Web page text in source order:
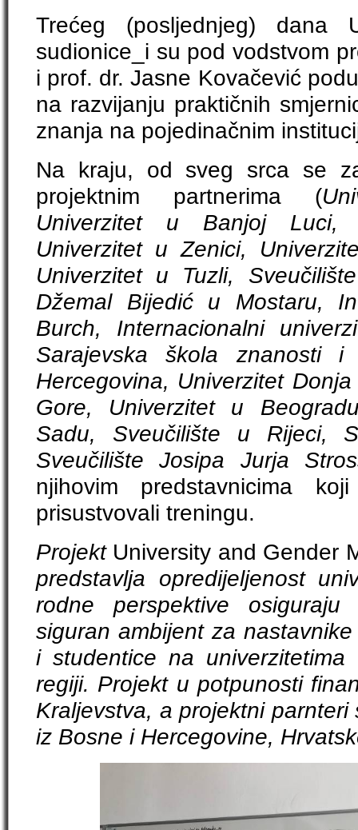
Trećeg (posljednjeg) dana
sudionice_i su pod vodstvom
i prof. dr. Jasne Kovačević
na razvijanju praktičnih
znanja na pojedinačnim
Na kraju, od sveg srca se
projektnim partnerima (
Univerzitet u Banjoj Luci,
Univerzitet u Zenici,
Univerzitet u Tuzli,
Džemal Bijedić u Mostaru,
Burch, Internacionalni
Sarajevska škola znanosti i
Hercegovina, Univerzitet
Gore, Univerzitet u
Sadu, Sveučilište u Rijeci,
Sveučilište Josipa Jurja
njihovim predstavnicima
prisustvovali treningu.
Projekt University and Gender
predstavlja opredijeljenost
rodne perspektive
siguran ambijent za
i studentice na
regiji. Projekt u potpunosti
Kraljevstva, a projektni
iz Bosne i Hercegovine,